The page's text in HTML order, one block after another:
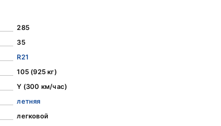
285
35
R21
105 (925 кг)
Y (300 км/час)
летняя
легковой